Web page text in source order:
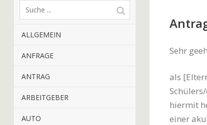
ALLGEMEIN
ANFRAGE
ANTRAG
ARBEITGEBER
AUTO
Sehr
als
hiermit
einer